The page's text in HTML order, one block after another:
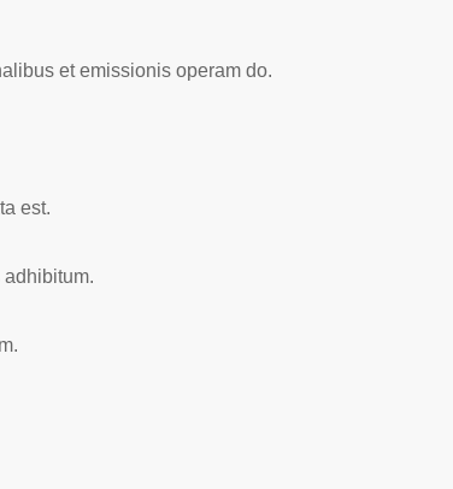
et emissionis operam do.
est.